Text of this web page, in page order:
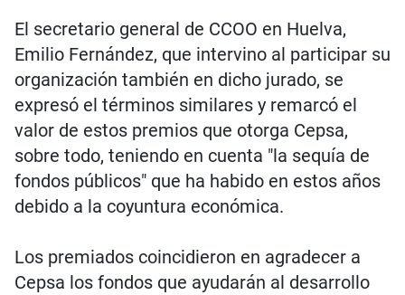
El secretario general de CCOO en Huelva,
Emilio Fernández, que intervino al participar su
organización también en dicho jurado, se
expresó el términos similares y remarcó el
valor de estos premios que otorga Cepsa,
sobre todo, teniendo en cuenta "la sequía de
fondos públicos" que ha habido en estos años
debido a la coyuntura económica.
Los premiados coincidieron en agradecer a
Cepsa los fondos que ayudarán al desarrollo